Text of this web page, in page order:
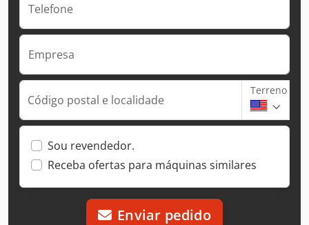
Telefone
Empresa
Código postal e localidade
Terreno
Sou revendedor.
Receba ofertas para máquinas similares
Enviar pedido